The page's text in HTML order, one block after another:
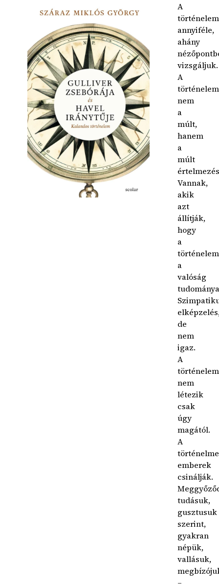
A
történelem
annyiféle,
ahány
vizsgáljuk.
A
történelem
nem
a
múlt,
hanem
a
múlt
Vannak,
akik
azt
állítják,
hogy
a
történelem
a
valóság
de
nem
igaz.
A
történelem
nem
létezik
csak
úgy
magától.
A
emberek
csinálják.
tudásuk,
gusztusuk
szerint,
gyakran
népük,
vallásuk,
–